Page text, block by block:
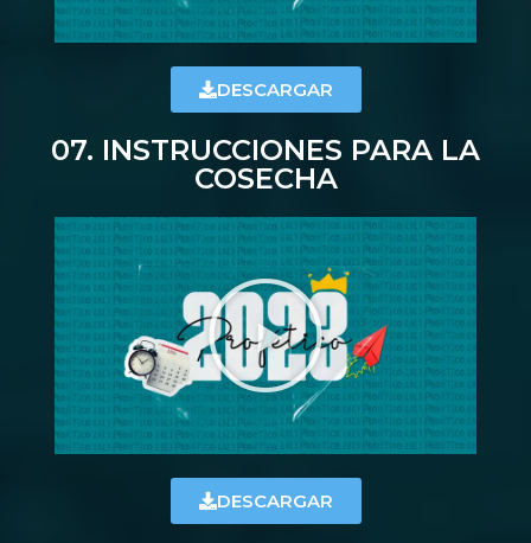
DESCARGAR
07. INSTRUCCIONES PARA LA
COSECHA
DESCARGAR